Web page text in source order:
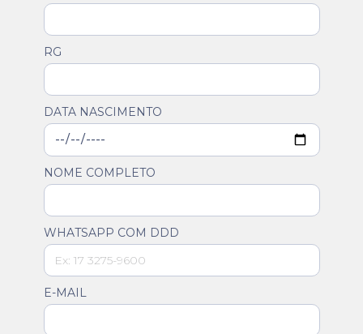
RG
DATA NASCIMENTO
NOME COMPLETO
WHATSAPP COM DDD
E-MAIL